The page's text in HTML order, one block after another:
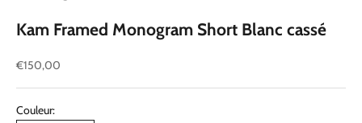
Kam Framed Monogram Short Blanc cassé
Prix de vente
€150,00
Couleur: